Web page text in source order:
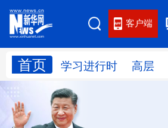
客户端
首页 学习进行时 高层
网站地图
学习进行时